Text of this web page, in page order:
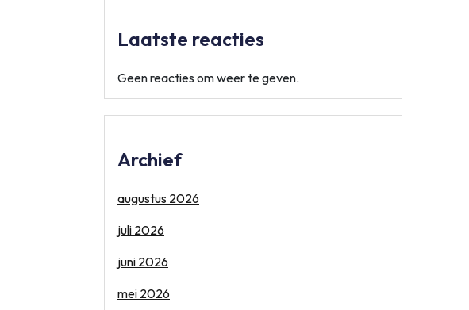
Laatste reacties
Geen reacties om weer te geven.
Archief
augustus 2026
juli 2026
juni 2026
mei 2026